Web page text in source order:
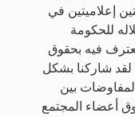
إعلاميتين في
للحكومة
فيه بحقوق
لقد شاركنا بشكل
بين
أعضاء المجتمع